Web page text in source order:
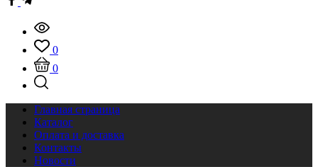
0
0
Главная страница
Каталог
Оплата и доставка
Контакты
Новости